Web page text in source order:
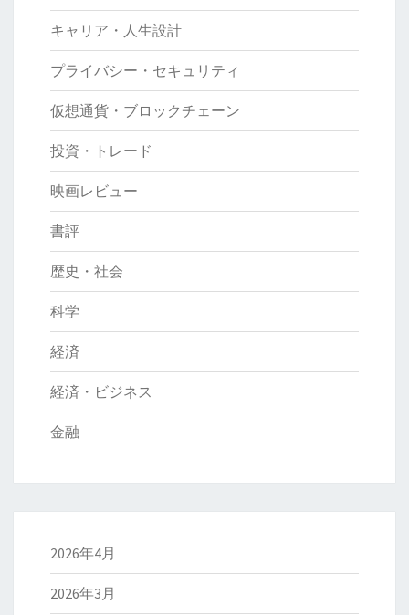
キャリア・人生設計
プライバシー・セキュリティ
仮想通貨・ブロックチェーン
投資・トレード
映画レビュー
書評
歴史・社会
科学
経済
経済・ビジネス
金融
2026年4月
2026年3月